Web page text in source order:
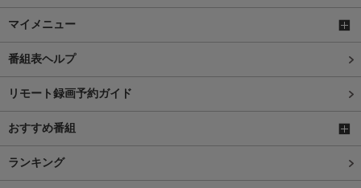
マイメニュー
番組表ヘルプ
リモート録画予約ガイド
おすすめ番組
ランキング